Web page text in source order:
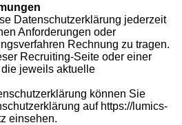
Datenschutzerklärung jederzeit
Anforderungen oder
Rechnung zu tragen.
Recruiting-Seite oder einer
jeweils aktuelle
können Sie
auf https://lumics-
einsehen.